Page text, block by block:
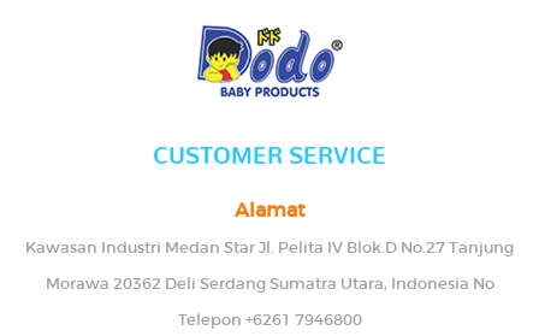
CUSTOMER SERVICE
Alamat
Kawasan Industri Medan Star Jl. Pelita IV Blok.D No.27 Tanjung
Morawa 20362 Deli Serdang Sumatra Utara, Indonesia No
Telepon +6261 7946800